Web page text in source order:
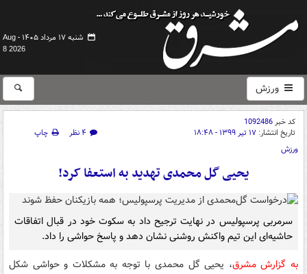
شنبه ۱۷ مرداد ۱۴۰۵ -
Aug
8 2026
ورزش
کد خبر1092486
تاریخ انتشار: ۱۷ تیر ۱۳۹۹ - ۱۸:۴۸ ۴ نظر
چاپ
ورزش
یحیی گل محمدی تهدید به استعفا کرد!
سرمربی پرسپولیس در نهایت ترجیح داد به سکوت خود در قبال اتفاقات
حاشیه‌ای این تیم واکنش روشنی نشان دهد و پاسخ حواشی را داد.
به گزارش مشرق، یحیی گل محمدی با توجه به مشکلات و حواشی شکل